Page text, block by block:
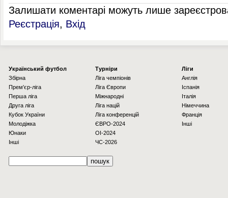
Залишати коментарі можуть лише
Реєстрація, Вхід
Українcький футбол
Збірна
Прем'єр-ліга
Перша ліга
Друга ліга
Кубок України
Молодіжка
Юнаки
Інші
Турніри
Ліга чемпіонів
Ліга Європи
Міжнародні
Ліга націй
Ліга конференцій
ЄВРО-2024
OI-2024
ЧС-2026
Ліги
Англія
Іспанія
Італія
Німеччина
Франція
Інші